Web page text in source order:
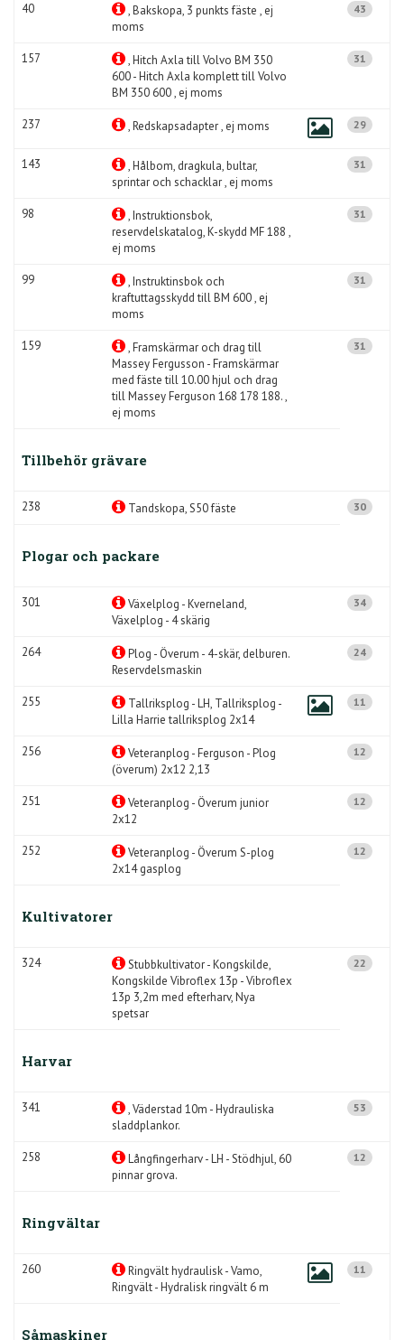
40
, Bakskopa, 3 punkts fäste , ej
moms
43
157
, Hitch Axla till Volvo BM 350
600 - Hitch Axla komplett till Volvo
BM 350 600 , ej moms
31
237 , Redskapsadapter , ej moms 29
143
, Hålbom, dragkula, bultar,
sprintar och schacklar , ej moms
31
98
, Instruktionsbok,
reservdelskatalog, K-skydd MF 188 ,
ej moms
31
99
, Instruktinsbok och
kraftuttagsskydd till BM 600 , ej
moms
31
159
, Framskärmar och drag till
Massey Fergusson - Framskärmar
med fäste till 10.00 hjul och drag
till Massey Ferguson 168 178 188. ,
ej moms
31
Tillbehör grävare
238 Tandskopa, S50 fäste 30
Plogar och packare
301
Växelplog - Kverneland,
Växelplog - 4 skärig
34
264
Plog - Överum - 4-skär, delburen.
Reservdelsmaskin
24
255
Tallriksplog - LH, Tallriksplog -
Lilla Harrie tallriksplog 2x14
11
256
Veteranplog - Ferguson - Plog
(överum) 2x12 2,13
12
251
Veteranplog - Överum junior
2x12
12
252
Veteranplog - Överum S-plog
2x14 gasplog
12
Kultivatorer
324
Stubbkultivator - Kongskilde,
Kongskilde Vibroflex 13p - Vibroflex
13p 3,2m med efterharv, Nya
spetsar
22
Harvar
341
, Väderstad 10m - Hydrauliska
sladdplankor.
53
258
Långfingerharv - LH - Stödhjul, 60
pinnar grova.
12
Ringvältar
260
Ringvält hydraulisk - Vamo,
Ringvält - Hydralisk ringvält 6 m
11
Såmaskiner